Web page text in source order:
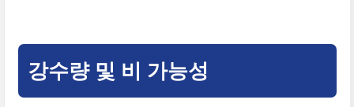
강수량 및 비 가능성